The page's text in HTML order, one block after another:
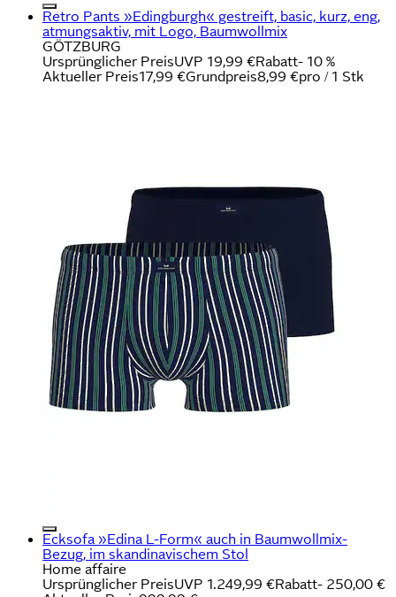
Retro Pants »Edingburgh« gestreift, basic, kurz, eng,
atmungsaktiv, mit Logo, Baumwollmix
GÖTZBURG
Ursprünglicher PreisUVP 19,99 €Rabatt- 10 %
Aktueller Preis17,99 €Grundpreis8,99 €pro / 1 Stk
Ecksofa »Edina L-Form« auch in Baumwollmix-
Bezug, im skandinavischem Stol
Home affaire
Ursprünglicher PreisUVP 1.249,99 €Rabatt- 250,00 €